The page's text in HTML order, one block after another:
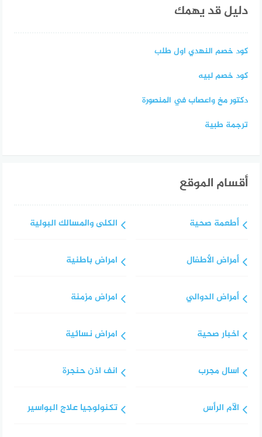
دليل قد يهمك
كود خصم النهدي اول طلب
كود خصم لبيه
دكتور مخ واعصاب في المنصورة
ترجمة طبية
أقسام الموقع
أطعمة صحية
أمراض الأطفال
أمراض الدوالي
اخبار صحية
اسال مجرب
الآم الرأس
الكلى والمسالك البولية
امراض باطنية
امراض مزمنة
امراض نسائية
انف اذن حنجرة
تكنولوجيا علاج البواسير